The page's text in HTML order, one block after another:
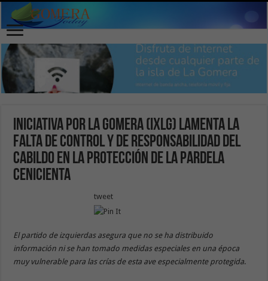
Iniciativa por La Gomera (IxLG) lamenta la
falta de control y de responsabilidad del
Cabildo en la protección de la pardela
cenicienta
tweet
El partido de izquierdas asegura que no se ha distribuido
información ni se han tomado medidas especiales en una época
muy vulnerable para las crías de esta ave especialmente protegida.